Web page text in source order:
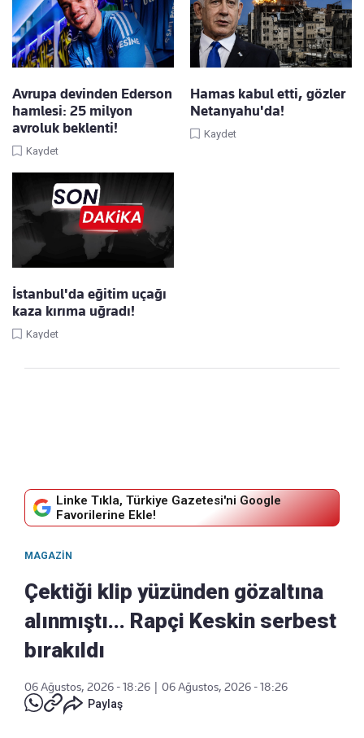
Avrupa devinden Ederson
hamlesi: 25 milyon
avroluk beklenti!
Kaydet
Hamas kabul etti, gözler
Netanyahu'da!
Kaydet
İstanbul'da eğitim uçağı
kaza kırıma uğradı!
Kaydet
Linke Tıkla, Türkiye Gazetesi'ni Google
Favorilerine Ekle!
MAGAZIN
Çektiği klip yüzünden gözaltına
alınmıştı... Rapçi Keskin serbest
bırakıldı
06 Ağustos, 2026 - 18:26
06 Ağustos, 2026 - 18:26
Paylaş